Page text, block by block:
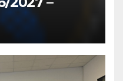
на
2027